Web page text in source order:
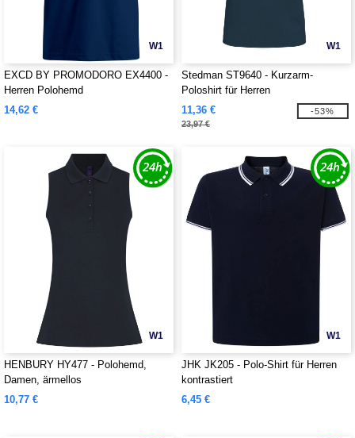
W1
EXCD BY PROMODORO EX4400 -
Herren Polohemd
14,62 €
W1
Stedman ST9640 - Kurzarm-
Poloshirt für Herren
11,36 €
23,97 €
-53%
W1
HENBURY HY477 - Polohemd,
Damen, ärmellos
10,77 €
W1
JHK JK205 - Polo-Shirt für Herren
kontrastiert
6,45 €